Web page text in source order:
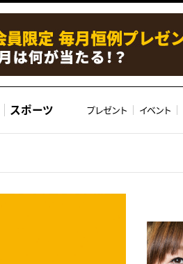
スポーツ プレゼント イベント